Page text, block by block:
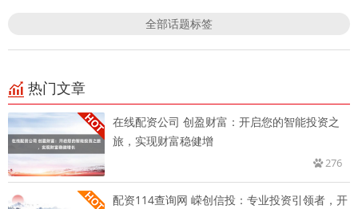
全部话题标签
热门文章
在线配资公司 创盈财富：开启您的智能投资之
旅，实现财富稳健增
276
配资114查询网 嵘创信投：专业投资引领者，开